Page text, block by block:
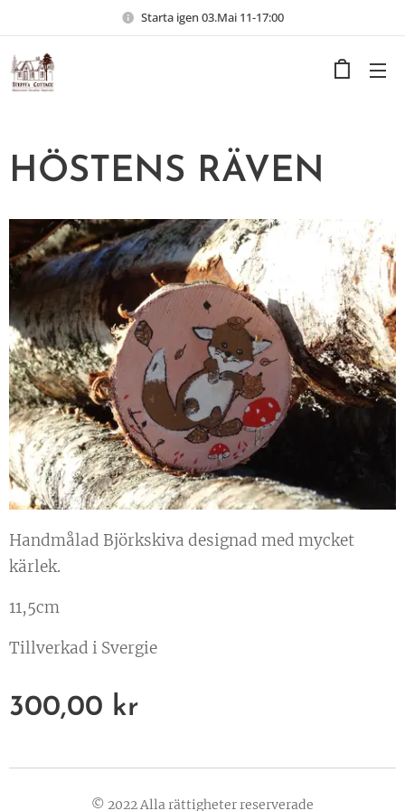
Starta igen 03.Mai 11-17:00
HÖSTENS RÄVEN
Handmålad Björkskiva designad med mycket
kärlek.
11,5cm
Tillverkad i Svergie
300,00 kr
© 2022 Alla rättigheter reserverade